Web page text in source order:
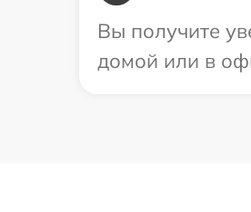
Вы получите
домой или в